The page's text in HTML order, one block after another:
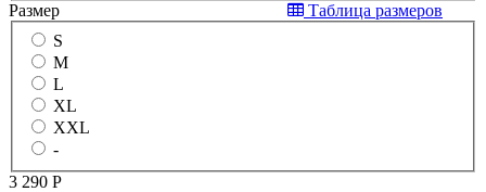
Размер
Таблица размеров
S
M
L
XL
XXL
-
3 290 Р